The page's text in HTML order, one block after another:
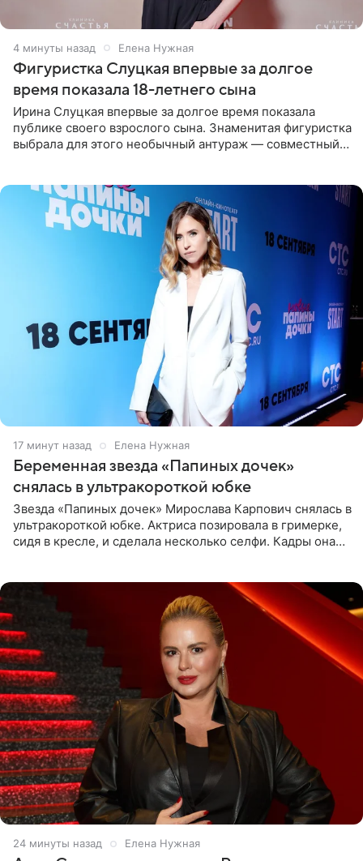
4 минуты назад Елена Нужная
Фигуристка Слуцкая впервые за долгое
время показала 18-летнего сына
Ирина Слуцкая впервые за долгое время показала
публике своего взрослого сына. Знаменитая фигуристка
выбрала для этого необычный антураж — совместный
17 минут назад Елена Нужная
Беременная звезда «Папиных дочек»
снялась в ультракороткой юбке
Звезда «Папиных дочек» Мирослава Карпович снялась в
ультракороткой юбке. Актриса позировала в гримерке,
сидя в кресле, и сделала несколько селфи. Кадры она
24 минуты назад Елена Нужная